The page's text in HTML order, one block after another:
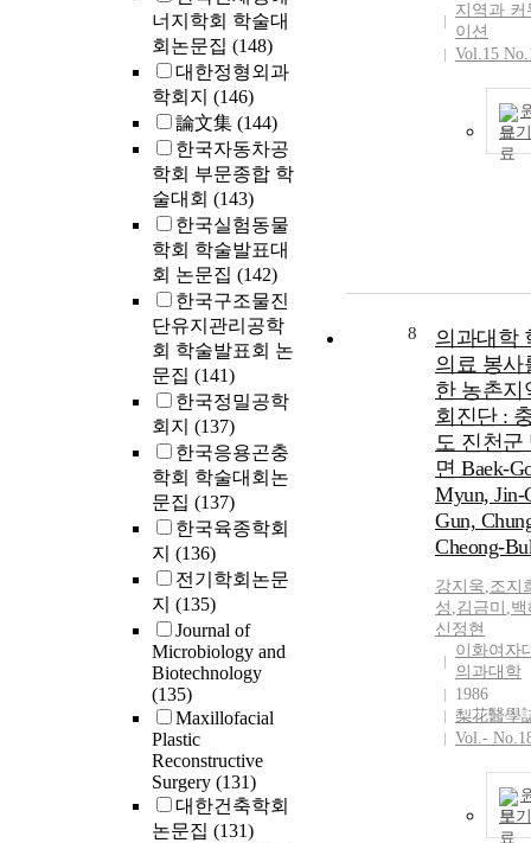
너지학회 학술대
회논문집 (148)
대한정형외과
학회지 (146)
論文集 (144)
한국자동차공
학회 부문종합 학
술대회 (143)
한국실험동물
학회 학술발표대
회 논문집 (142)
한국구조물진
단유지관리공학
회 학술발표회 논
문집 (141)
한국정밀공학
회지 (137)
한국응용곤충
학회 학술대회논
문집 (137)
한국육종학회
지 (136)
전기학회논문
지 (135)
Journal of
Microbiology and
Biotechnology
(135)
Maxillofacial
Plastic
Reconstructive
Surgery (131)
대한건축학회
논문집 (131)
지역과 커
이션
Vol.15
보기
8
의과대학
의료 봉사
한 농촌지
회진단 :
도 진천군
면 Baek-
Myun, Jin-
Gun,
Cheong-
강지욱,조지
성 ,김금미 ,
신정현
이화여자
의과대학
1986
梨花醫學
Vol.-
보기